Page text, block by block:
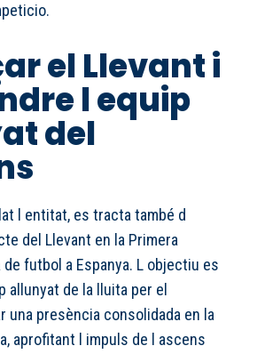
el Llevant i
l equip
del
l entitat, es tracta també d
del Llevant en la Primera
de futbol a Espanya. L objectiu es
allunyat de la lluita per el
una presència consolidada en la
aprofitant l impuls de l ascens